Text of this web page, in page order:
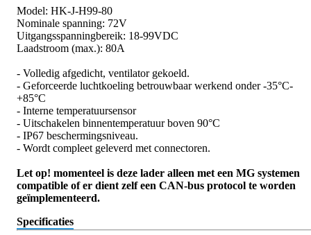
Model: HK-J-H99-80
Nominale spanning: 72V
Uitgangsspanningbereik: 18-99VDC
Laadstroom (max.): 80A
- Volledig afgedicht, ventilator gekoeld.
- Geforceerde luchtkoeling betrouwbaar werkend onder -35°C-
+85°C
- Interne temperatuursensor
- Uitschakelen binnentemperatuur boven 90°C
- IP67 beschermingsniveau.
- Wordt compleet geleverd met connectoren.
Let op! momenteel is deze lader alleen met een MG systemen
compatible of er dient zelf een CAN-bus protocol te worden
geïmplementeerd.
Specificaties